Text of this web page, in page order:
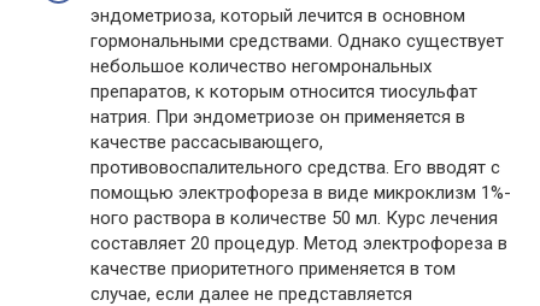
эндометриоза, который лечится в основном
гормональными средствами. Однако существует
небольшое количество негомрональных
препаратов, к которым относится тиосульфат
натрия. При эндометриозе он применяется в
качестве рассасывающего,
противовоспалительного средства. Его вводят с
помощью электрофореза в виде микроклизм 1%-
ного раствора в количестве 50 мл. Курс лечения
составляет 20 процедур. Метод электрофореза в
качестве приоритетного применяется в том
случае, если далее не представляется